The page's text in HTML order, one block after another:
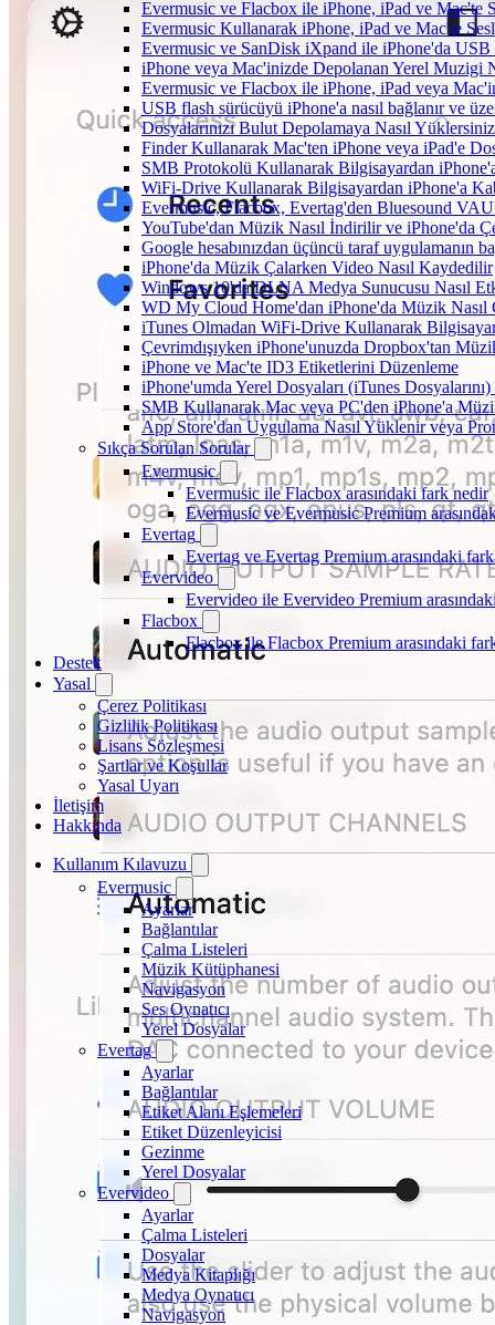
Evermusic ve Flacbox ile iPhone, iPad ve Mac'te
Evermusic Kullanarak iPhone, iPad ve Mac'te
Evermusic ve SanDisk iXpand ile iPhone'da USB
iPhone veya Mac'inizde Depolanan Yerel Muzigi
Evermusic ve Flacbox ile iPhone, iPad veya
USB flash sürücüyü iPhone'a nasıl bağlanır ve
Dosyalarınızı Bulut Depolamaya Nasıl
Finder Kullanarak Mac'ten iPhone veya iPad'e
SMB Protokolü Kullanarak Bilgisayardan
WiFi-Drive Kullanarak Bilgisayardan iPhone'a
Evermusic, Flacbox, Evertag'den Bluesound
YouTube'dan Müzik Nasıl İndirilir ve iPhone'da
Google hesabınızdan üçüncü taraf uygulamanın
iPhone'da Müzik Çalarken Video Nasıl Kaydedilir
Windows 10'da DLNA Medya Sunucusu Nasıl
WD My Cloud Home'dan iPhone'da Müzik Nasıl
iTunes Olmadan WiFi-Drive Kullanarak
Çevrimdışıyken iPhone'unuzda Dropbox'tan
iPhone ve Mac'te ID3 Etiketlerini Düzenleme
iPhone'umda Yerel Dosyaları (iTunes Dosyalarını)
SMB Kullanarak Mac veya PC'den iPhone'a
App Store'dan Uygulama Nasıl Yüklenir veya
Sıkça Sorulan Sorular
Evermusic
Evermusic ile Flacbox arasındaki fark nedir
Evermusic ve Evermusic Premium
Evertag
Evertag ve Evertag Premium arasındaki
Evervideo
Evervideo ile Evervideo Premium
Flacbox
Flacbox ile Flacbox Premium arasındaki
Destek
Yasal
Çerez Politikası
Gizlilik Politikası
Lisans Sözleşmesi
Şartlar ve Koşullar
Yasal Uyarı
İletişim
Hakkında
Kullanım Kılavuzu
Evermusic
Ayarlar
Bağlantılar
Çalma Listeleri
Müzik Kütüphanesi
Navigasyon
Ses Oynatıcı
Yerel Dosyalar
Evertag
Ayarlar
Bağlantılar
Etiket Alanı Eşlemeleri
Etiket Düzenleyicisi
Gezinme
Yerel Dosyalar
Evervideo
Ayarlar
Çalma Listeleri
Dosyalar
Medya Kitaplığı
Medya Oynatıcı
Navigasyon